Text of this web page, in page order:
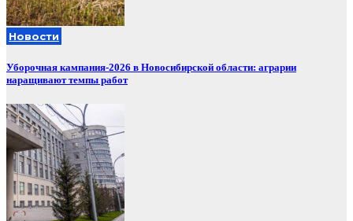
Новости
Уборочная кампания‑2026 в Новосибирской области: аграрии
наращивают темпы работ